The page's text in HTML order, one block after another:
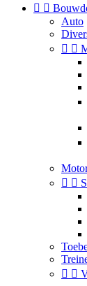
 
Auto
 
 
 